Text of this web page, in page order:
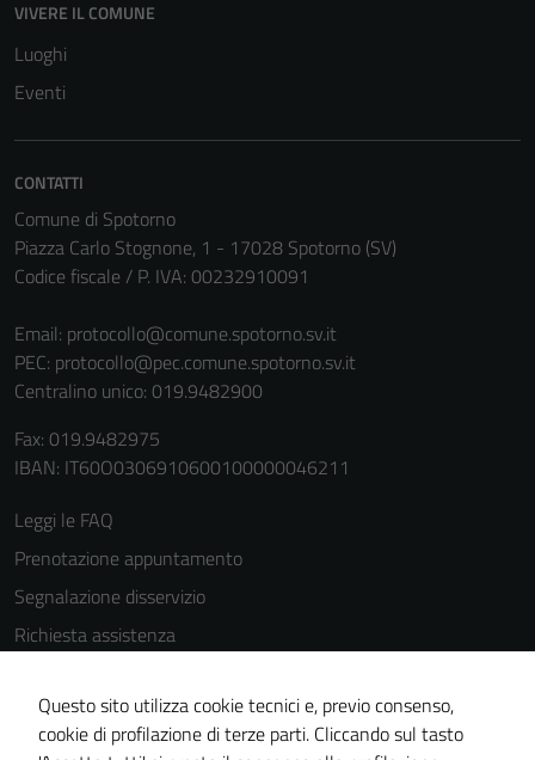
VIVERE IL COMUNE
Luoghi
Eventi
CONTATTI
Comune di Spotorno
Piazza Carlo Stognone, 1 - 17028 Spotorno (SV)
Codice fiscale / P. IVA: 00232910091
Email: protocollo@comune.spotorno.sv.it
PEC: protocollo@pec.comune.spotorno.sv.it
Centralino unico: 019.9482900
Fax: 019.9482975
IBAN: IT60O0306910600100000046211
Leggi le FAQ
Prenotazione appuntamento
Segnalazione disservizio
Richiesta assistenza
Informativa privacy
Cookie Policy
Questo sito utilizza cookie tecnici e, previo consenso,
cookie di profilazione di terze parti. Cliccando sul tasto